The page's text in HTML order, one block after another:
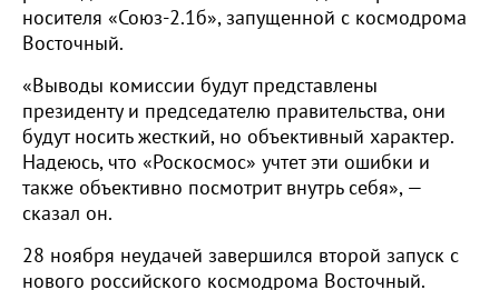
носителя «Союз-2.1б», запущенной с космодрома
Восточный.
«Выводы комиссии будут представлены
президенту и председателю правительства, они
будут носить жесткий, но объективный характер.
Надеюсь, что «Роскосмос» учтет эти ошибки и
также объективно посмотрит внутрь себя», —
сказал он.
28 ноября неудачей завершился второй запуск с
нового российского космодрома Восточный.